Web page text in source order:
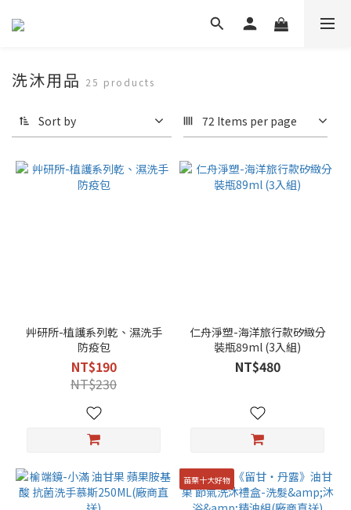
洗沐用品 25 products
Sort by 72 Items per page
艸研所-植護系列乾、濕洗手
防疫包
NT$190
NT$230
仁舟淨塑-海洋旅行款矽緻分
裝瓶89ml (3入組)
NT$480
苗栗十大好物